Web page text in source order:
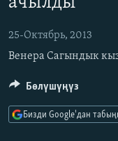
САЯСАТ
ЭКОНОМИКА
МАДАНИЯТ
ДҮЙНӨ
БОРБОР АЗИЯ
УКРАИНА
АТАЙЫН ИЛИКТӨӨ
ТВ
БҮГҮН АЗАТТЫКТА
ЭКСПЕРТТЕР ТАЛДАЙТ
ПОДКАСТ
ӨЗГӨЧӨ ПИКИР
25-Октябрь, 2013
Венера Сагындык
Бөлүшүңүз
Бизди Google'дан